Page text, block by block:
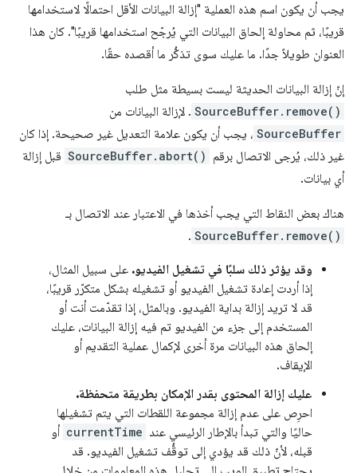
يجب أن يكون اسم هذه العملية "إزالة البيانات الأقل احتمالًا لاستخدامها
قريبًا، ثم محاولة إلحاق البيانات التي يُرجّح استخدامها قريبًا". كان هذا
العنوان طويلاً جدًا. ما عليك سوى تذكُّر ما أقصده حقًا.
إنّ إزالة البيانات الحديثة ليست بسيطة مثل طلب
SourceBuffer.remove() . لإزالة البيانات من
SourceBuffer ، يجب أن يكون علامة التعديل غير صحيحة. إذا كان
غير ذلك، يُرجى الاتصال برقم SourceBuffer.abort() قبل إزالة
أي بيانات.
هناك بعض النقاط التي يجب أخذها في الاعتبار عند الاتصال بـ
SourceBuffer.remove()
.
وقد يؤثر ذلك سلبًا في تشغيل الفيديو. على سبيل المثال،
إذا أردت إعادة تشغيل الفيديو أو تشغيله بشكل متكرّر قريبًا،
قد لا تريد إزالة بداية الفيديو. وبالمثل، إذا تقدّمت أنت أو
المستخدم إلى جزء من الفيديو تم فيه إزالة البيانات، عليك
إلحاق هذه البيانات مرة أخرى لإكمال عملية التقديم أو
الإيقاف.
عليك إزالة المحتوى بقدر الإمكان بطريقة متحفظة.
احرِص على عدم إزالة مجموعة اللقطات التي يتم تشغيلها
حاليًا والتي تبدأ بالإطار الرئيسي عند currentTime أو
قبله، لأنّ ذلك قد يؤدي إلى توقُّف تشغيل الفيديو. قد